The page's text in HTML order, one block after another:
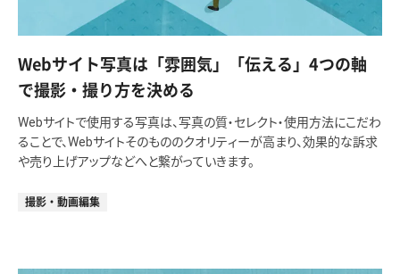
Webサイト写真は「雰囲気」「伝える」4つの軸
で撮影・撮り方を決める
Webサイトで使用する写真は、写真の質・セレクト・使用方法にこだわ
ることで、Webサイトそのもののクオリティーが高まり、効果的な訴求
や売り上げアップなどへと繋がっていきます。
撮影・動画編集